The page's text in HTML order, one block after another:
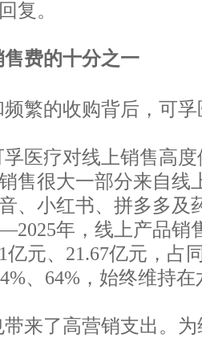
复。
费的十分之一
繁的收购背后，可
医疗对线上销售高
售很大一部分来自线
、小红书、拼多多及
年，线上产品销
亿元、21.67亿元，占
、64%，始终维持
来了高营销支出。